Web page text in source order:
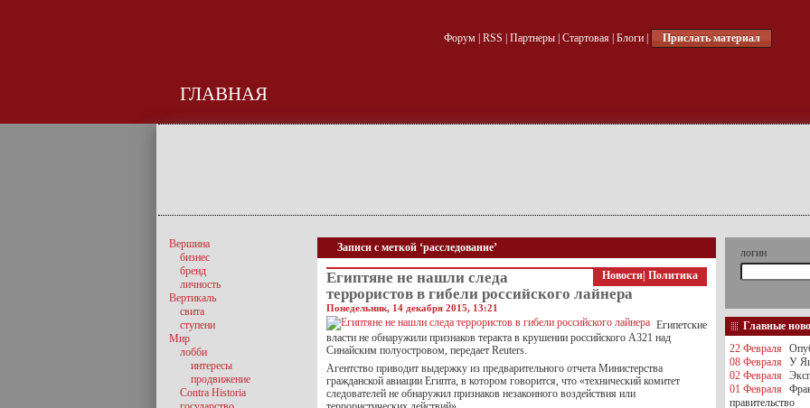
Форум| RSS Партнеры| Стартовая| Блоги| Прислать материал
ГЛАВНАЯ
Записи с меткой ‘расследование’
Новости Политика
Египтяне не нашли следа
террористов в гибели российского лайнера
Понедельник, 14 декабря 2015, 13:21
Египетские
власти не обнаружили признаков теракта в крушении российского А321 над
Синайским полуостровом, передает Reuters.
Агентство приводит выдержку из предварительного отчета Министерства
гражданской авиации Египта, в котором говорится, что «технический комитет
следователей не обнаружил признаков незаконного воздействия или
Вершина
бизнес
бренд
личность
Вертикаль
свита
ступени
Мир
лобби
интересы
продвижение
Contra Historia
логин
Главные
22 Февраля
08 Февраля
У
02 Февраля
01 Февраля
правительство